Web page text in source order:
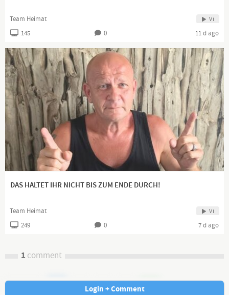
Team Heimat Vi
145 0 11 d ago
DAS HALTET IHR NICHT BIS ZUM ENDE DURCH!
Team Heimat Vi
249 0 7 d ago
1 comment
Login + Comment